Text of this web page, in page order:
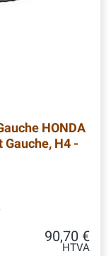
HONDA
Gauche, H4 -
90,70 €
HTVA